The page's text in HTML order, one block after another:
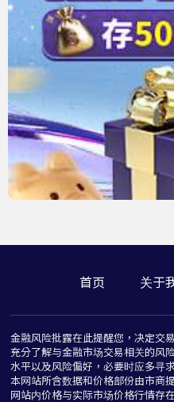
首页 关于
金融风险批露在此提醒您，决定交
充分了解与金融市场交易相关的风
水平以及风险偏好，必要时应多寻
本网站所含数据和价格部份由市商
网站内价格与实际市场价格行情存